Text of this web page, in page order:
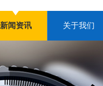
新闻资讯 关于我们